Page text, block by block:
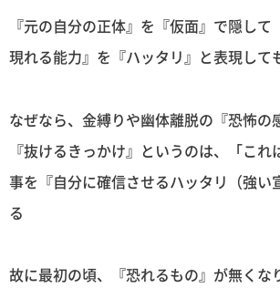
『元の自分の正体』を『仮面』で隠して
現れる能力』を『ハッタリ』と表現して
なぜなら、金縛りや幽体離脱の『恐怖の
『抜けるきっかけ』というのは、「これ
事を『自分に確信させるハッタリ（強い
る
故に最初の頃、『恐れるもの』が無くな